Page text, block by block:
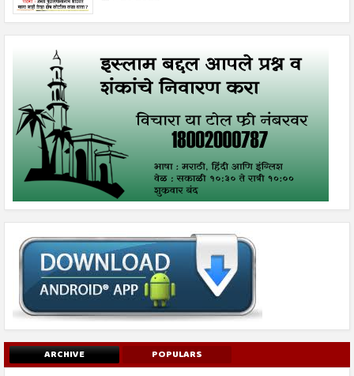
ARCHIVE POPULARS